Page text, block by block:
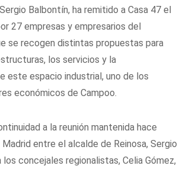
Balbontín, ha remitido a Casa 47 el
27 empresas y empresarios del
se recogen distintas propuestas para
los servicios y la
este espacio industrial, uno de los
económicos de Campoo.
a la reunión mantenida hace
Madrid entre el alcalde de Reinosa, Sergio
concejales regionalistas, Celia Gómez,